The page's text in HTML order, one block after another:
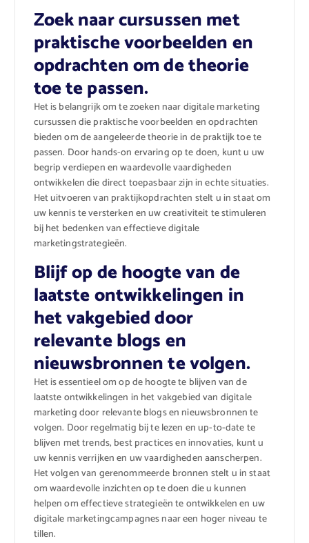
Zoek naar cursussen met
praktische voorbeelden en
opdrachten om de theorie
toe te passen.
Het is belangrijk om te zoeken naar digitale marketing
cursussen die praktische voorbeelden en opdrachten
bieden om de aangeleerde theorie in de praktijk toe te
passen. Door hands-on ervaring op te doen, kunt u uw
begrip verdiepen en waardevolle vaardigheden
ontwikkelen die direct toepasbaar zijn in echte situaties.
Het uitvoeren van praktijkopdrachten stelt u in staat om
uw kennis te versterken en uw creativiteit te stimuleren
bij het bedenken van effectieve digitale
marketingstrategieën.
Blijf op de hoogte van de
laatste ontwikkelingen in
het vakgebied door
relevante blogs en
nieuwsbronnen te volgen.
Het is essentieel om op de hoogte te blijven van de
laatste ontwikkelingen in het vakgebied van digitale
marketing door relevante blogs en nieuwsbronnen te
volgen. Door regelmatig bij te lezen en up-to-date te
blijven met trends, best practices en innovaties, kunt u
uw kennis verrijken en uw vaardigheden aanscherpen.
Het volgen van gerenommeerde bronnen stelt u in staat
om waardevolle inzichten op te doen die u kunnen
helpen om effectieve strategieën te ontwikkelen en uw
digitale marketingcampagnes naar een hoger niveau te
tillen.